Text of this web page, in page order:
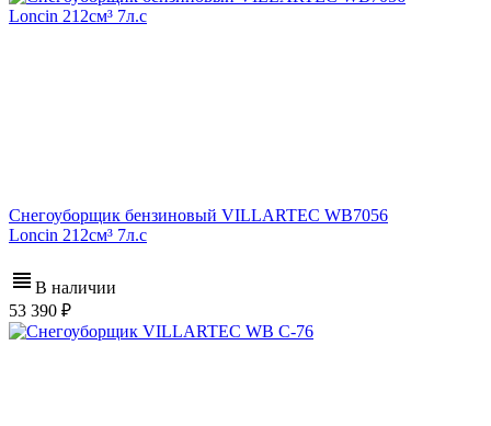
Снегоуборщик бензиновый VILLARTEC WB7056
Loncin 212см³ 7л.с
В наличии
53 390